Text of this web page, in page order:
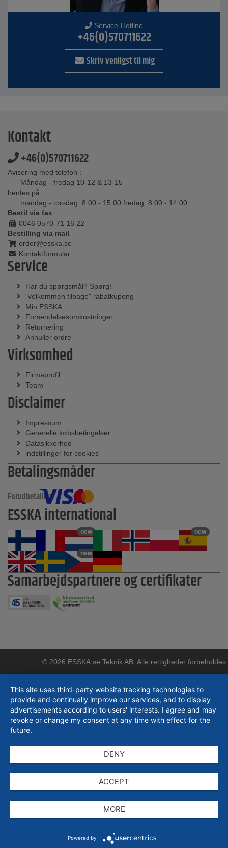
Service-Hotline
+46(0)570711622
Skriv venligst til mig
Kontakt
+46(0)570711622
Avisering med telefon :
Måndag - fredag 10-12 & 13-15
hentes på:
mandag - torsdag: 8.00 - 15.00 fredag: 8.00 - 14.00
Bestil via fax
0046 0570-71 16 22
Bestilling via mail
order@esska.se
Kontaktformular
Service
Har du spørgsmål? Spørg!
"velkommen tilbage" rabatkupong
Min ESSKA
Forsendelsesomkostninger
Returnering
Annuller ordre
Virksomhed
Firmaprofil
Team
Disclaimer
Impressum
Generelle købsbetingelser
Datasikkerhed
indstillinger for cookies
Betalingsmåder
Forudbetaling
ESSKA international
new new
new
Samarbejdspartnere og certifikater
© 2026 ESSKA.se Teknik AB. Alle rettigheder forbeholdes.
This site uses third-party website tracking technologies to
provide and continually improve our services, and to display
advertisements according to users' interests. I agree and may
revoke or change my consent at any time with effect for the
future.
DENY
ACCEPT
MORE
Powered by